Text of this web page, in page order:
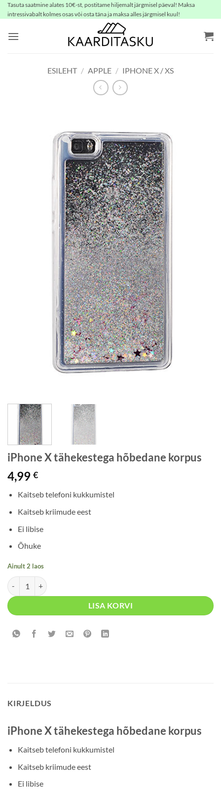
Skip
to
Tasuta saatmine alates 10€-st, postitame hiljemalt järgmisel päeval! Maksa
intressivabalt kolmes osas või osta täna ja maksa alles järgmisel kuul!
ESILEHT / APPLE / IPHONE X / XS
iPhone X tähekestega hõbedane korpus
4,99 €
Kaitseb telefoni kukkumistel
Kaitseb kriimude eest
Ei libise
Õhuke
Ainult 2 laos
iPhone X tähekestega hõbedane korpus kogus
LISA KORVI
KIRJELDUS
iPhone X tähekestega hõbedane korpus
Kaitseb telefoni kukkumistel
Kaitseb kriimude eest
Ei libise